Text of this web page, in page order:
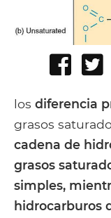
Share
los diferencia
grasos
cadena de
grasos
simples,
hidrocarburos